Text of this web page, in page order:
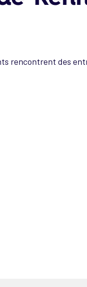
rencontrent des